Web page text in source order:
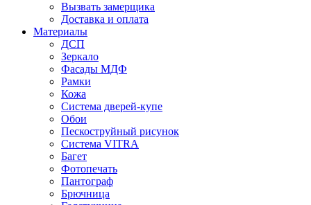
Вызвать замерщика
Доставка и оплата
Материалы
ДСП
Зеркало
Фасады МДФ
Рамки
Кожа
Система дверей-купе
Обои
Пескоструйный рисунок
Система VITRA
Багет
Фотопечать
Пантограф
Брючница